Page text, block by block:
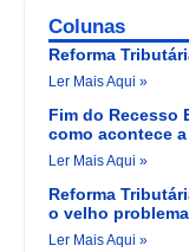
Colunas
Reforma
Ler Mais Aqui »
Fim do Recesso
como acontece
Ler Mais Aqui »
Reforma
o velho
Ler Mais Aqui »